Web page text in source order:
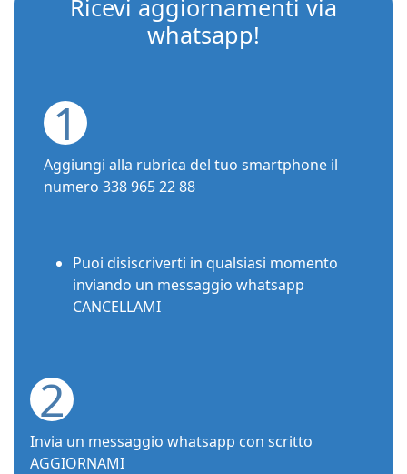
Ricevi aggiornamenti via
whatsapp!
1
Aggiungi alla rubrica del tuo smartphone il
numero 338 965 22 88
Puoi disiscriverti in qualsiasi momento
inviando un messaggio whatsapp
CANCELLAMI
2
Invia un messaggio whatsapp con scritto
AGGIORNAMI